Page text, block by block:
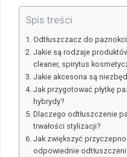
Spis treści
Odtłuszczacz do
Jakie są rodzaje
cleaner, spirytus
Jakie akcesoria są
Jak przygotować płytkę
hybrydy?
Dlaczego odtłuszczenie
trwałości stylizacji?
Jak zwiększyć
odpowiednie